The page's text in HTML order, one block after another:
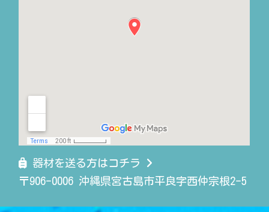
器材を送る方はコチラ
〒906-0006 沖縄県宮古島市平良字西仲宗根2-5